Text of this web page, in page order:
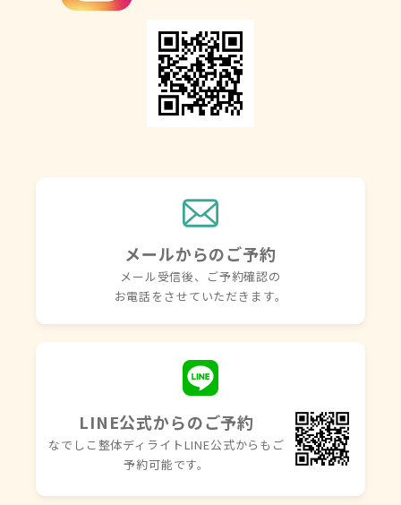
メールからのご予約
メール受信後、ご予約確認の
お電話をさせていただきます。
LINE公式からのご予約
なでしこ整体ディライトLINE公式からもご
予約可能です。